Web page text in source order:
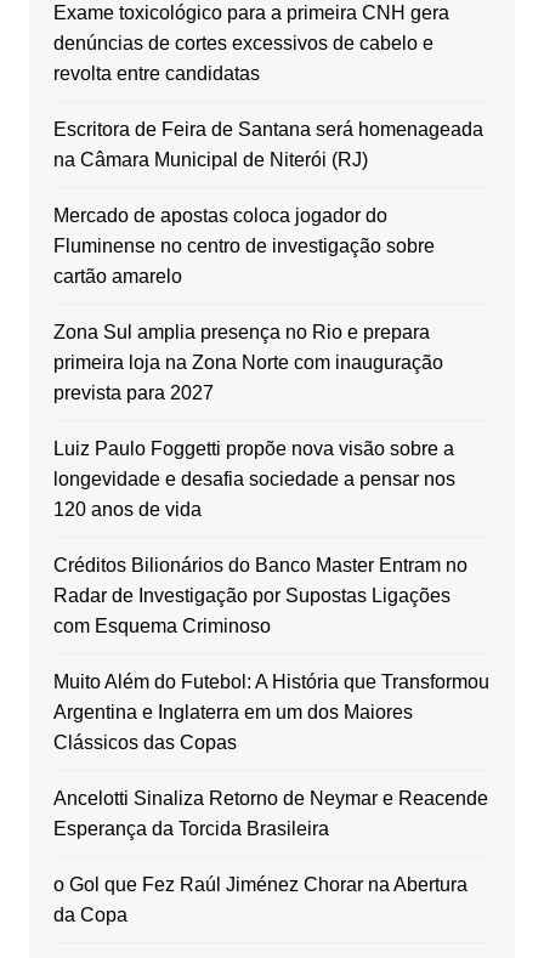
Exame toxicológico para a primeira CNH gera
denúncias de cortes excessivos de cabelo e
revolta entre candidatas
Escritora de Feira de Santana será homenageada
na Câmara Municipal de Niterói (RJ)
Mercado de apostas coloca jogador do
Fluminense no centro de investigação sobre
cartão amarelo
Zona Sul amplia presença no Rio e prepara
primeira loja na Zona Norte com inauguração
prevista para 2027
Luiz Paulo Foggetti propõe nova visão sobre a
longevidade e desafia sociedade a pensar nos
120 anos de vida
Créditos Bilionários do Banco Master Entram no
Radar de Investigação por Supostas Ligações
com Esquema Criminoso
Muito Além do Futebol: A História que Transformou
Argentina e Inglaterra em um dos Maiores
Clássicos das Copas
Ancelotti Sinaliza Retorno de Neymar e Reacende
Esperança da Torcida Brasileira
o Gol que Fez Raúl Jiménez Chorar na Abertura
da Copa